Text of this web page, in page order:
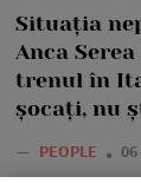
Situația
Anca
trenul în
șocați, nu
— PEOPLE